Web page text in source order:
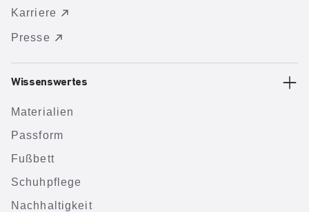
Karriere
Presse
Wissenswertes
Materialien
Passform
Fußbett
Schuhpflege
Nachhaltigkeit